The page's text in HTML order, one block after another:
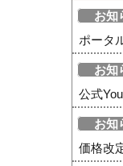
お知
ポータ
お知
公式
お知
価格改